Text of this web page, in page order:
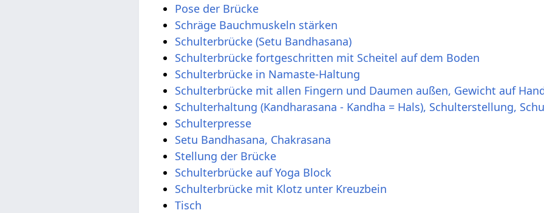
Pose der Brücke
Schräge Bauchmuskeln stärken
Schulterbrücke (Setu Bandhasana)
Schulterbrücke fortgeschritten mit Scheitel auf dem Boden
Schulterbrücke in Namaste-Haltung
Schulterbrücke mit allen Fingern und Daumen außen, Gewicht auf
Schulterhaltung (Kandharasana - Kandha = Hals), Schulterstellung,
Schulterpresse
Setu Bandhasana, Chakrasana
Stellung der Brücke
Schulterbrücke auf Yoga Block
Schulterbrücke mit Klotz unter Kreuzbein
Tisch